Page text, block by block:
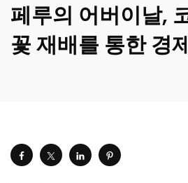
페루의 어버이날,
꽃 재배를 통한 경